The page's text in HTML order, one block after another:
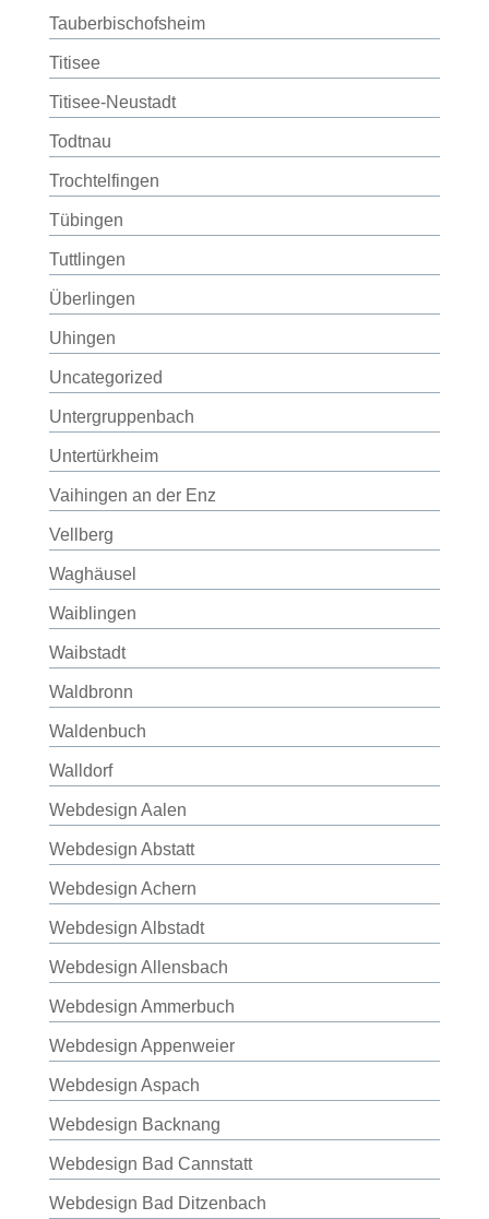
Tauberbischofsheim
Titisee
Titisee-Neustadt
Todtnau
Trochtelfingen
Tübingen
Tuttlingen
Überlingen
Uhingen
Uncategorized
Untergruppenbach
Untertürkheim
Vaihingen an der Enz
Vellberg
Waghäusel
Waiblingen
Waibstadt
Waldbronn
Waldenbuch
Walldorf
Webdesign Aalen
Webdesign Abstatt
Webdesign Achern
Webdesign Albstadt
Webdesign Allensbach
Webdesign Ammerbuch
Webdesign Appenweier
Webdesign Aspach
Webdesign Backnang
Webdesign Bad Cannstatt
Webdesign Bad Ditzenbach